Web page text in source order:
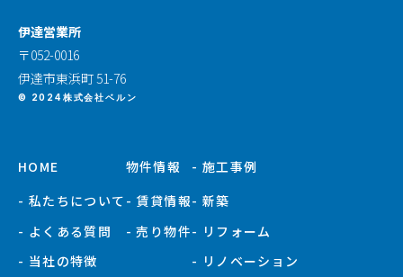
伊達営業所
〒052-0016
伊達市東浜町 51-76
© 2024株式会社ベルン
HOME
- 私たちについて
- よくある質問
- 当社の特徴
物件情報
- 賃貸情報
- 売り物件
- 施工事例
- 新築
- リフォーム
- リノベーション